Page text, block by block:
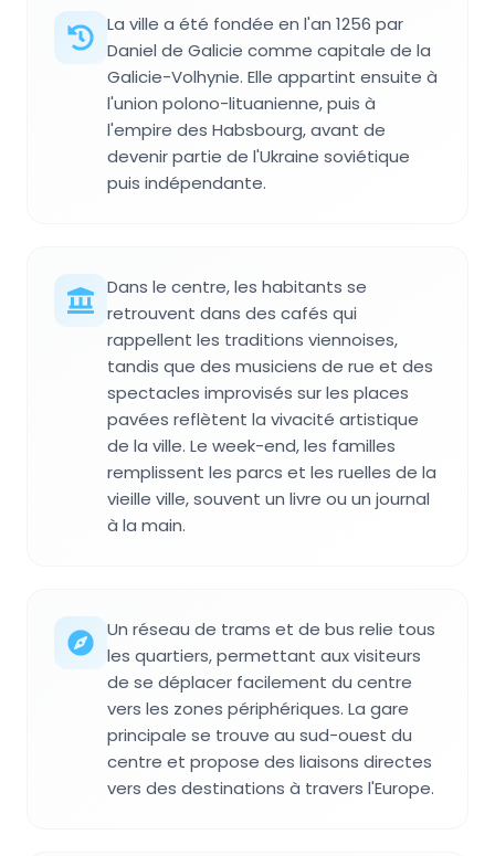
La ville a été fondée en l'an 1256 par
Daniel de Galicie comme capitale de la
Galicie-Volhynie. Elle appartint ensuite à
l'union polono-lituanienne, puis à
l'empire des Habsbourg, avant de
devenir partie de l'Ukraine soviétique
puis indépendante.
Dans le centre, les habitants se
retrouvent dans des cafés qui
rappellent les traditions viennoises,
tandis que des musiciens de rue et des
spectacles improvisés sur les places
pavées reflètent la vivacité artistique
de la ville. Le week-end, les familles
remplissent les parcs et les ruelles de la
vieille ville, souvent un livre ou un journal
à la main.
Un réseau de trams et de bus relie tous
les quartiers, permettant aux visiteurs
de se déplacer facilement du centre
vers les zones périphériques. La gare
principale se trouve au sud-ouest du
centre et propose des liaisons directes
vers des destinations à travers l'Europe.